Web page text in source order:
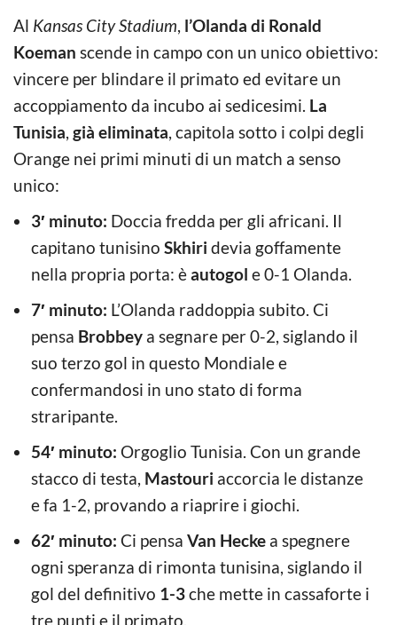
Al Kansas City Stadium, l’Olanda di Ronald
Koeman scende in campo con un unico obiettivo:
vincere per blindare il primato ed evitare un
accoppiamento da incubo ai sedicesimi. La
Tunisia, già eliminata, capitola sotto i colpi degli
Orange nei primi minuti di un match a senso
unico:
3′ minuto: Doccia fredda per gli africani. Il
capitano tunisino Skhiri devia goffamente
nella propria porta: èautogol e 0-1 Olanda.
7′ minuto: L’Olanda raddoppia subito. Ci
pensa Brobbey a segnare per 0-2, siglando il
suo terzo gol in questo Mondiale e
confermandosi in uno stato di forma
straripante.
54′ minuto: Orgoglio Tunisia. Con un grande
stacco di testa, Mastouri accorcia le distanze
e fa 1-2, provando a riaprire i giochi.
62′ minuto: Ci pensa Van Hecke a spegnere
ogni speranza di rimonta tunisina, siglando il
gol del definitivo 1-3che mette in cassaforte i
tre punti e il primato.